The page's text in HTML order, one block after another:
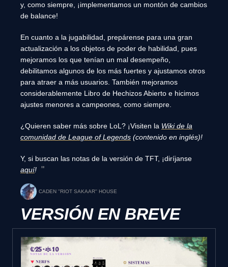
y, como siempre, ¡implementamos un montón de cambios
de balance!
En cuanto a la jugabilidad, prepárense para una gran
actualización a los objetos de poder de habilidad, pues
mejoramos los que tenían un mal desempeño,
debilitamos algunos de los más fuertes y ajustamos otros
para atraer a más usuarios. También mejoramos
considerablemente Libro de Hechizos Abierto e hicimos
ajustes menores a campeones, como siempre.
¿Quieren saber más sobre LoL? ¡Visiten la Wiki de la
comunidad de League of Legends (contenido en inglés)!
Y, si buscan las notas de la versión de TFT, ¡diríjanse
aquí!
CADEN ''RIOT SAKAAR'' HOUSE
VERSIÓN EN BREVE